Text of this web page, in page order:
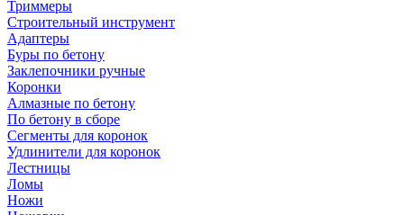
Триммеры
Строительный инструмент
Адаптеры
Буры по бетону
Заклепочники ручные
Коронки
Алмазные по бетону
По бетону в сборе
Сегменты для коронок
Удлинители для коронок
Лестницы
Ломы
Ножи